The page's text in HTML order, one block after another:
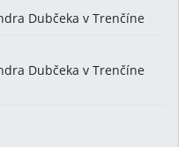
Dubčeka v Trenčíne
Dubčeka v Trenčíne